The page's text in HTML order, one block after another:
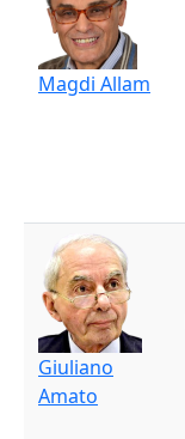
Magdi Allam
Giuliano
Amato